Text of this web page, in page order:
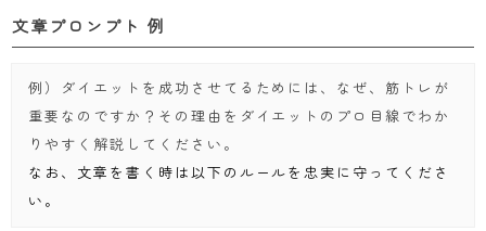
文章プロンプト 例
例）ダイエットを成功させてるためには、なぜ、筋トレが
重要なのですか？その理由をダイエットのプロ目線でわか
りやすく解説してください。
なお、文章を書く時は以下のルールを忠実に守ってくださ
い。